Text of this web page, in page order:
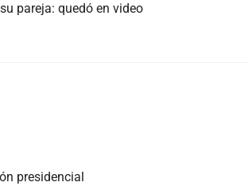
pareja: quedó en video
presidencial